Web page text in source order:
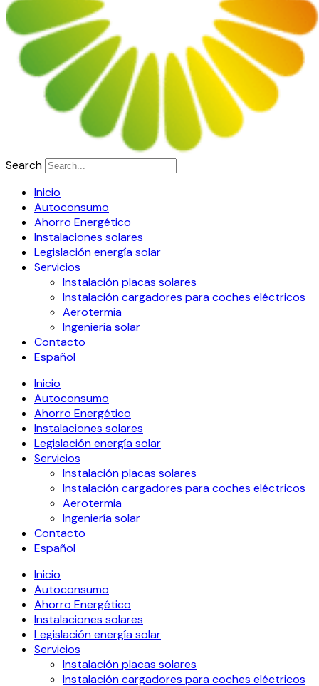
Search
Inicio
Autoconsumo
Ahorro Energético
Instalaciones solares
Legislación energía solar
Servicios
Instalación placas solares
Instalación cargadores para coches eléctricos
Aerotermia
Ingeniería solar
Contacto
Español
Inicio
Autoconsumo
Ahorro Energético
Instalaciones solares
Legislación energía solar
Servicios
Instalación placas solares
Instalación cargadores para coches eléctricos
Aerotermia
Ingeniería solar
Contacto
Español
Inicio
Autoconsumo
Ahorro Energético
Instalaciones solares
Legislación energía solar
Servicios
Instalación placas solares
Instalación cargadores para coches eléctricos